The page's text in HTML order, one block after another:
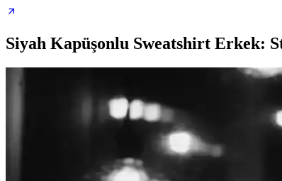
Siyah Kapüşonlu Sweatshirt Erkek: